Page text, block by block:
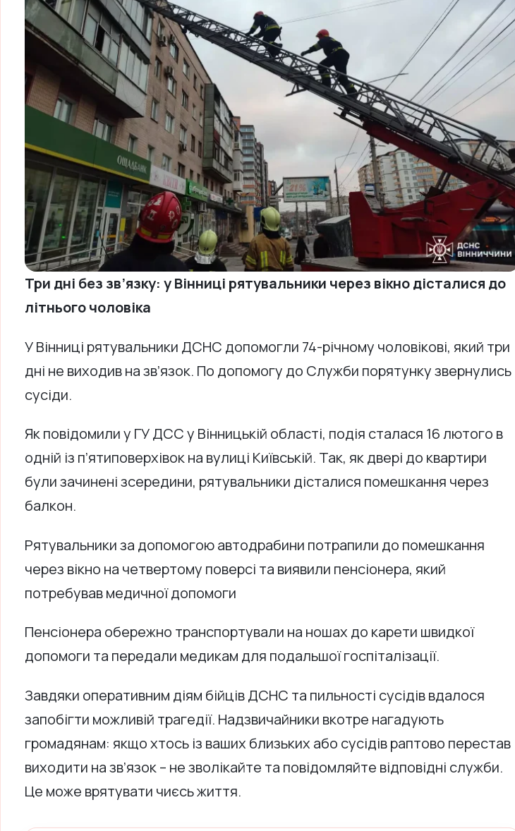
Три дні без зв’язку: у Вінниці рятувальники через вікно дісталися до
літнього чоловіка
У Вінниці рятувальники ДСНС допомогли 74-річному чоловікові, який три
дні не виходив на зв’язок. По допомогу до Служби порятунку звернулись
сусіди.
Як повідомили у ГУ ДСС у Вінницькій області, подія сталася 16 лютого в
одній із п’ятиповерхівок на вулиці Київській. Так, як двері до квартири
були зачинені зсередини, рятувальники дісталися помешкання через
балкон.
Рятувальники за допомогою автодрабини потрапили до помешкання
через вікно на четвертому поверсі та виявили пенсіонера, який
потребував медичної допомоги
Пенсіонера обережно транспортували на ношах до карети швидкої
допомоги та передали медикам для подальшої госпіталізації.
Завдяки оперативним діям бійців ДСНС та пильності сусідів вдалося
запобігти можливій трагедії. Надзвичайники вкотре нагадують
громадянам: якщо хтось із ваших близьких або сусідів раптово перестав
виходити на зв’язок – не зволікайте та повідомляйте відповідні служби.
Це може врятувати чиєсь життя.